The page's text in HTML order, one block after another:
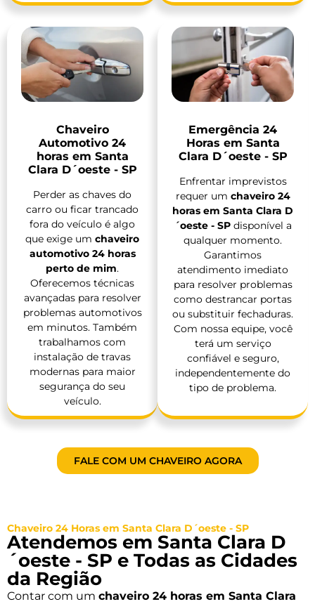
Chaveiro
Automotivo 24
horas em Santa
Clara D´oeste - SP
Perder as chaves do
carro ou ficar trancado
fora do veículo é algo
que exige um chaveiro
automotivo 24 horas
perto de mim.
Oferecemos técnicas
avançadas para resolver
problemas automotivos
em minutos. Também
trabalhamos com
instalação de travas
modernas para maior
segurança do seu
veículo.
Emergência 24
Horas em Santa
Clara D´oeste - SP
Enfrentar imprevistos
requer um chaveiro 24
horas em Santa Clara D
´oeste - SPdisponível a
qualquer momento.
Garantimos
atendimento imediato
para resolver problemas
como destrancar portas
ou substituir fechaduras.
Com nossa equipe, você
terá um serviço
confiável e seguro,
independentemente do
tipo de problema.
FALE COM UM CHAVEIRO AGORA
Chaveiro 24 Horas em Santa Clara D´oeste - SP
Atendemos em Santa Clara D
´oeste - SP e Todas as Cidades
da Região
Contar com um chaveiro 24 horas em Santa Clara